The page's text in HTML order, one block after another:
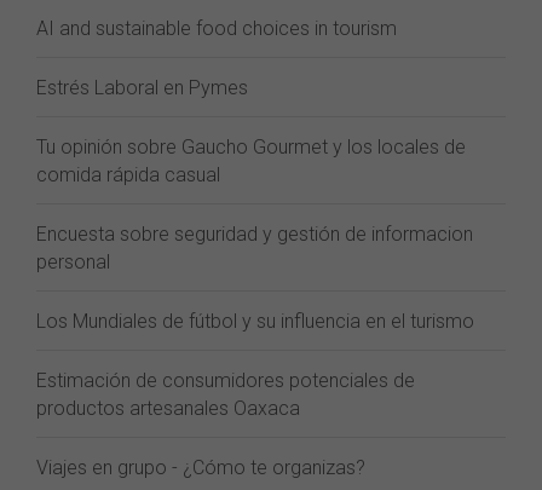
AI and sustainable food choices in tourism
Estrés Laboral en Pymes
Tu opinión sobre Gaucho Gourmet y los locales de
comida rápida casual
Encuesta sobre seguridad y gestión de informacion
personal
Los Mundiales de fútbol y su influencia en el turismo
Estimación de consumidores potenciales de
productos artesanales Oaxaca
Viajes en grupo - ¿Cómo te organizas?